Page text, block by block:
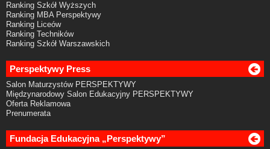
Ranking Szkół Wyższych
Ranking MBA Perspektywy
Ranking Liceów
Ranking Techników
Ranking Szkół Warszawskich
Perspektywy Press
Salon Maturzystów PERSPEKTYWY
Międzynarodowy Salon Edukacyjny PERSPEKTYWY
Oferta Reklamowa
Prenumerata
Fundacja Edukacyjna „Perspektywy”